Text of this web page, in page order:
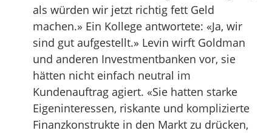
als würden wir jetzt richtig fett Geld
machen.» Ein Kollege antwortete: «Ja, wir
sind gut aufgestellt.» Levin wirft Goldman
und anderen Investmentbanken vor, sie
hätten nicht einfach neutral im
Kundenauftrag agiert. «Sie hatten starke
Eigeninteressen, riskante und komplizierte
Finanzkonstrukte in den Markt zu drücken,